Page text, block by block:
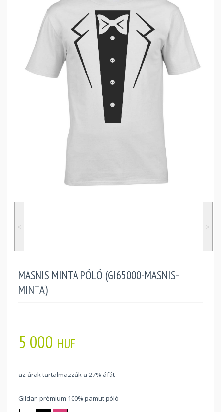
˂ ˃
MASNIS MINTA PÓLÓ (GI65000-MASNIS-
MINTA)
5 000 HUF
az árak tartalmazzák a 27% áfát
Gildan prémium 100% pamut póló